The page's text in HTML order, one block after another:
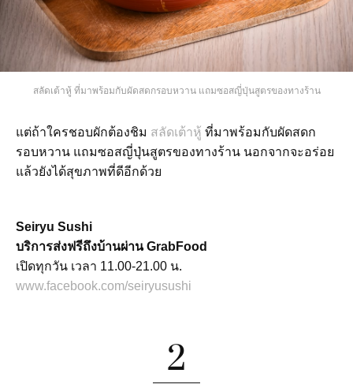
สลัดเต้าหู้ ที่มาพร้อมกับผัดสดกรอบหวาน แถมซอสญี่ปุ่นสูตรของทางร้าน
แต่ถ้าใครชอบผักต้องชิม สลัดเต้าหู้ ที่มาพร้อมกับผัดสดก
รอบหวาน แถมซอสญี่ปุ่นสูตรของทางร้าน นอกจากจะอร่อย
แล้วยังได้สุขภาพที่ดีอีกด้วย
Seiryu Sushi
บริการส่งฟรีถึงบ้านผ่าน GrabFood
เปิดทุกวัน เวลา 11.00-21.00 น.
www.facebook.com/seiryusushi
2